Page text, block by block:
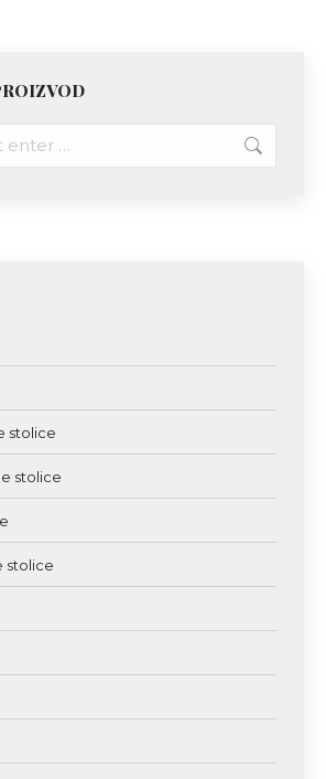
stolice
stolice
stolice